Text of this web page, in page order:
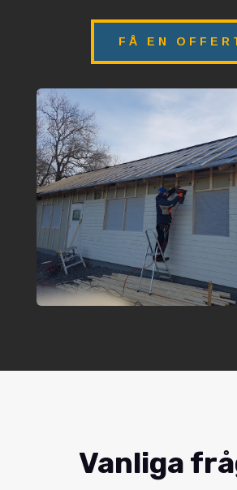
FÅ EN
Vanliga